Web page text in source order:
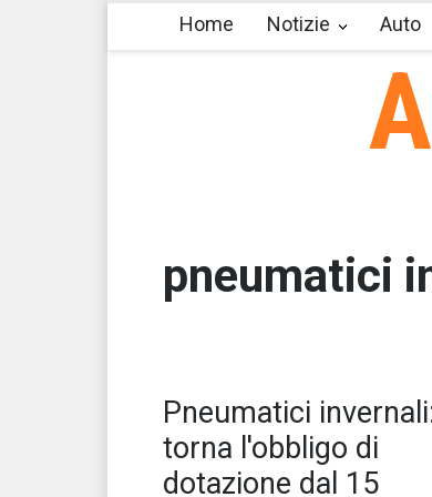
Home Notizie Auto
pneumatici
Pneumatici
torna l'obbligo di
dotazione dal 15